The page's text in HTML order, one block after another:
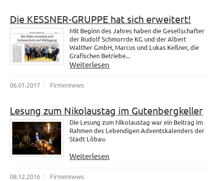
Die KESSNER-GRUPPE hat sich erweitert!
Mit Beginn des Jahres haben die Gesellschafter
der Rudolf Schmorrde KG und der Albert
Walther GmbH, Marcus und Lukas Keßner, die
Grafischen Betriebe...
Weiterlesen
06.01.2017 Firmennews
Lesung zum Nikolaustag im Gutenbergkeller
Die Lesung zum Nikolaustag war ein Beitrag im
Rahmen des Lebendigen Adventskalenders der
Stadt Löbau.
Weiterlesen
08.12.2016 Firmennews